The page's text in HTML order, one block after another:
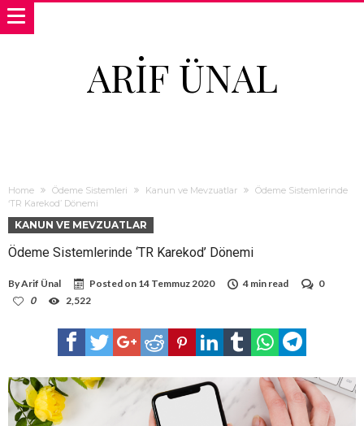
ARIF ÜNAL
Home Ödeme Sistemleri Kanun ve Mevzuatlar
Ödeme Sistemlerinde
‘TR Karekod’ Dönemi
KANUN VE MEVZUATLAR
Ödeme Sistemlerinde ‘TR Karekod’ Dönemi
ByArif Ünal Posted on 14 Temmuz 2020 4 min read
0
0
2,522